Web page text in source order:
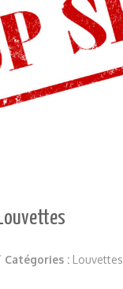
Catégories : Louvettes